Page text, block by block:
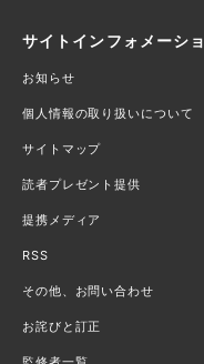
サイトインフォメーシ
お知らせ
個人情報の取り扱いについて
サイトマップ
読者プレゼント提供
提携メディア
RSS
その他、お問い合わせ
お詫びと訂正